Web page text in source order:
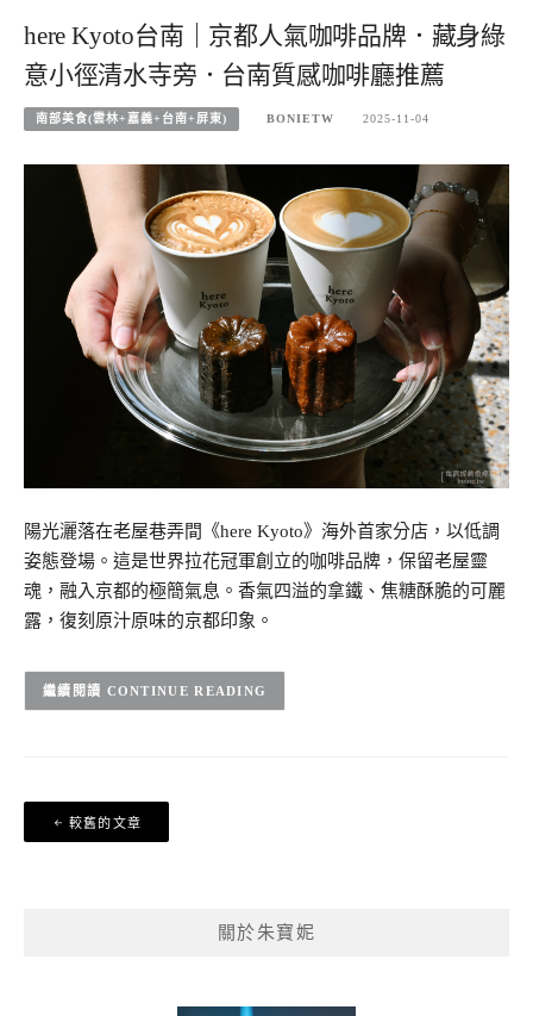
here Kyoto台南｜京都人氣咖啡品牌．藏身綠
意小徑清水寺旁．台南質感咖啡廳推薦
南部美食(雲林+嘉義+台南+屏東) BONIETW 2025-11-04
陽光灑落在老屋巷弄間《here Kyoto》海外首家分店，以低調
姿態登場。這是世界拉花冠軍創立的咖啡品牌，保留老屋靈
魂，融入京都的極簡氣息。香氣四溢的拿鐵、焦糖酥脆的可麗
露，復刻原汁原味的京都印象。
CONTINUE READING
文
章
較舊的文章
關於朱寶妮